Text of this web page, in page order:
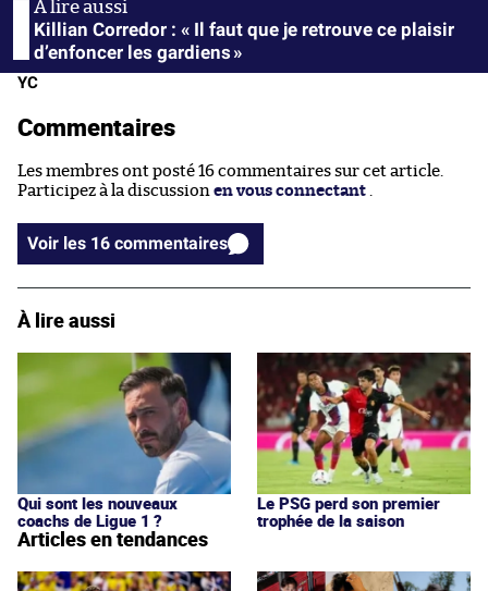
Killian Corredor : « Il faut que je retrouve ce plaisir
d’enfoncer les gardiens »
YC
Commentaires
Les membres ont posté 16 commentaires sur cet article.
Participez à la discussion en vous connectant .
Voir les 16 commentaires
À lire aussi
Qui sont les nouveaux
coachs de Ligue 1 ?
Le PSG perd son premier
trophée de la saison
Articles en tendances